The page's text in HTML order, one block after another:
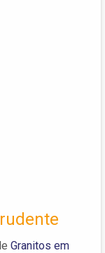
Granitos em